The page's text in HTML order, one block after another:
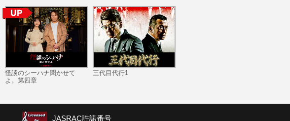
怪談のシーハナ聞かせて
よ。第四章
三代目代行1
JASRAC許諾番号